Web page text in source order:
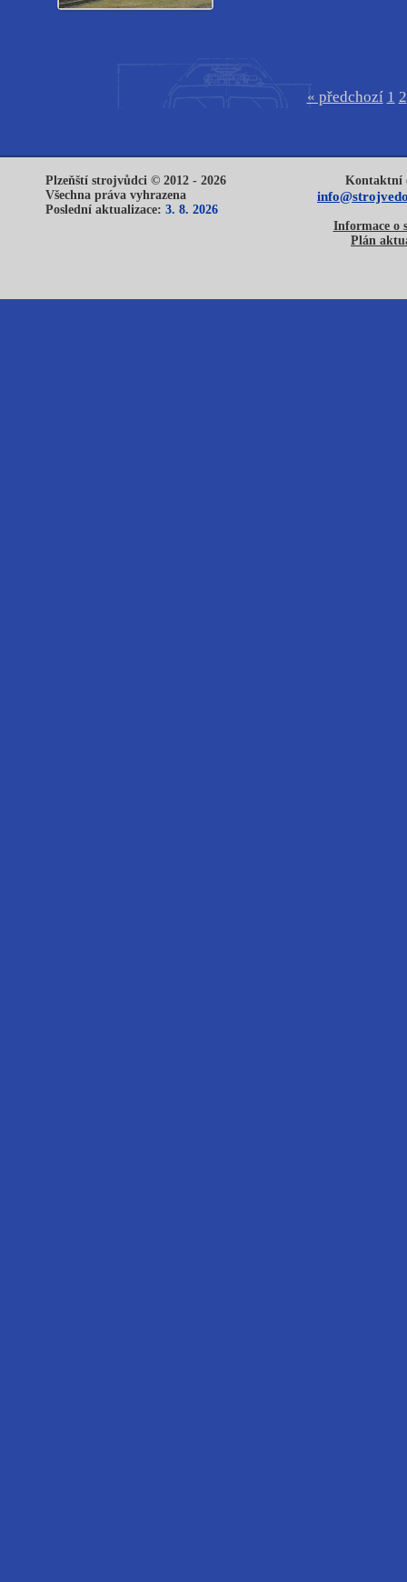
« předchozí 1 2
Plzeňští strojvůdci © 2012 - 2026
Všechna práva vyhrazena
Poslední aktualizace: 3. 8. 2026
Kontaktní
Informace o
Plán